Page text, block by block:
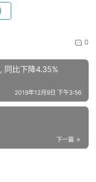
0
同比下降4.35%
2019年12月9日 下午3:56
下一篇